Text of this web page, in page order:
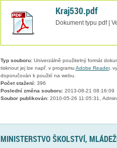
Kraj530.pdf
Dokument typu pdf |
Typ souboru:Univerzálně použitelný formát
tisknout jej lze např. v programu Adobe Reader,
doporučován k použití na webu.
Počet stažení:396
Poslední změna souboru:2013-08-21 08:16:09
Soubor publikován:2010-05-26 11:05:31,
MINISTERSTVO ŠKOLSTVÍ,